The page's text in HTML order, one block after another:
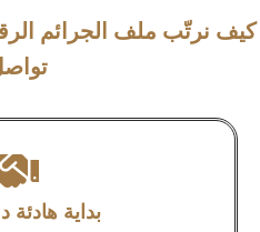
كيف نرتّب ملف الجرائم
بداية هادئة